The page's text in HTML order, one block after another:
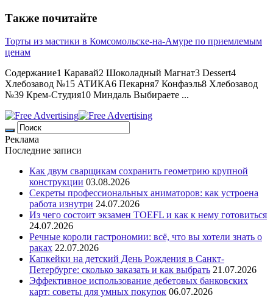
Также почитайте
Торты из мастики в Комсомольске-на-Амуре по приемлемым
ценам
Содержание1 Каравай2 Шоколадный Магнат3 Dessert4
Хлебозавод №15 АТИКА6 Пекарня7 Конфаэль8 Хлебозавод
№39 Крем-Студия10 Миндаль Выбираете ...
Реклама
Последние записи
Как двум сварщикам сохранить геометрию крупной
конструкции 03.08.2026
Секреты профессиональных аниматоров: как устроена
работа изнутри 24.07.2026
Из чего состоит экзамен TOEFL и как к нему готовиться
24.07.2026
Речные короли гастрономии: всё, что вы хотели знать о
раках 22.07.2026
Капкейки на детский День Рождения в Санкт-
Петербурге: сколько заказать и как выбрать 21.07.2026
Эффективное использование дебетовых банковских
карт: советы для умных покупок 06.07.2026